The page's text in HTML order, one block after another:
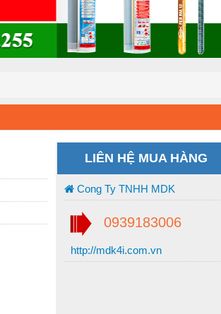
LIÊN HỆ MUA HÀNG
Cong Ty TNHH MDK
0939183006
http://mdk4i.com.vn